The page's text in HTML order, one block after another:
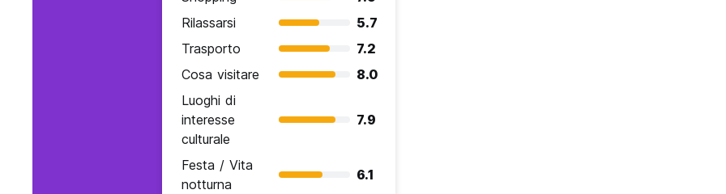
Rilassarsi
5.7
Trasporto
7.2
Cosa visitare
8.0
Luoghi di
interesse
culturale
7.9
Festa / Vita
notturna
6.1